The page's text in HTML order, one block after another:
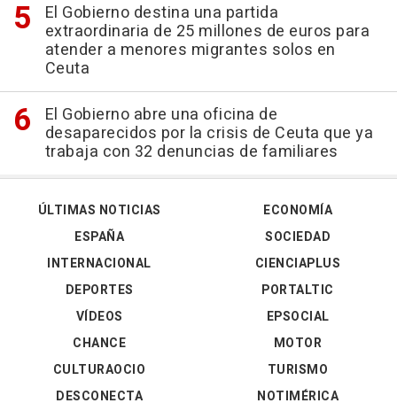
El Gobierno destina una partida
extraordinaria de 25 millones de euros para
atender a menores migrantes solos en
Ceuta
El Gobierno abre una oficina de
desaparecidos por la crisis de Ceuta que ya
trabaja con 32 denuncias de familiares
ÚLTIMAS NOTICIAS
ESPAÑA
INTERNACIONAL
DEPORTES
VÍDEOS
ECONOMÍA
SOCIEDAD
CIENCIAPLUS
PORTALTIC
EPSOCIAL
CHANCE
CULTURAOCIO
DESCONECTA
MOTOR
TURISMO
NOTIMÉRICA